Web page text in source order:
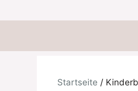
Startseite /